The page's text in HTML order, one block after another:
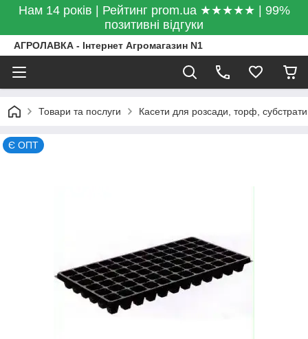
Нам 14 років | Рейтинг prom.ua ★★★★★ | 99%
позитивні відгуки
АГРОЛАВКА - Інтернет Агромагазин N1
Товари та послуги Касети для розсади, торф, субстрати
Є ОПТ